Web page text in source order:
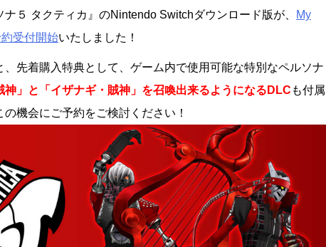
５ タクティカ』のNintendo Switchダウンロード版が、
My
受付開始いたしました！
、先着購入特典として、ゲーム内で使用可能な特別なペルソナ
神」と「イザナギ・賊神」を召喚出来るようになるDLC も付属
の機会にご予約をご検討ください！